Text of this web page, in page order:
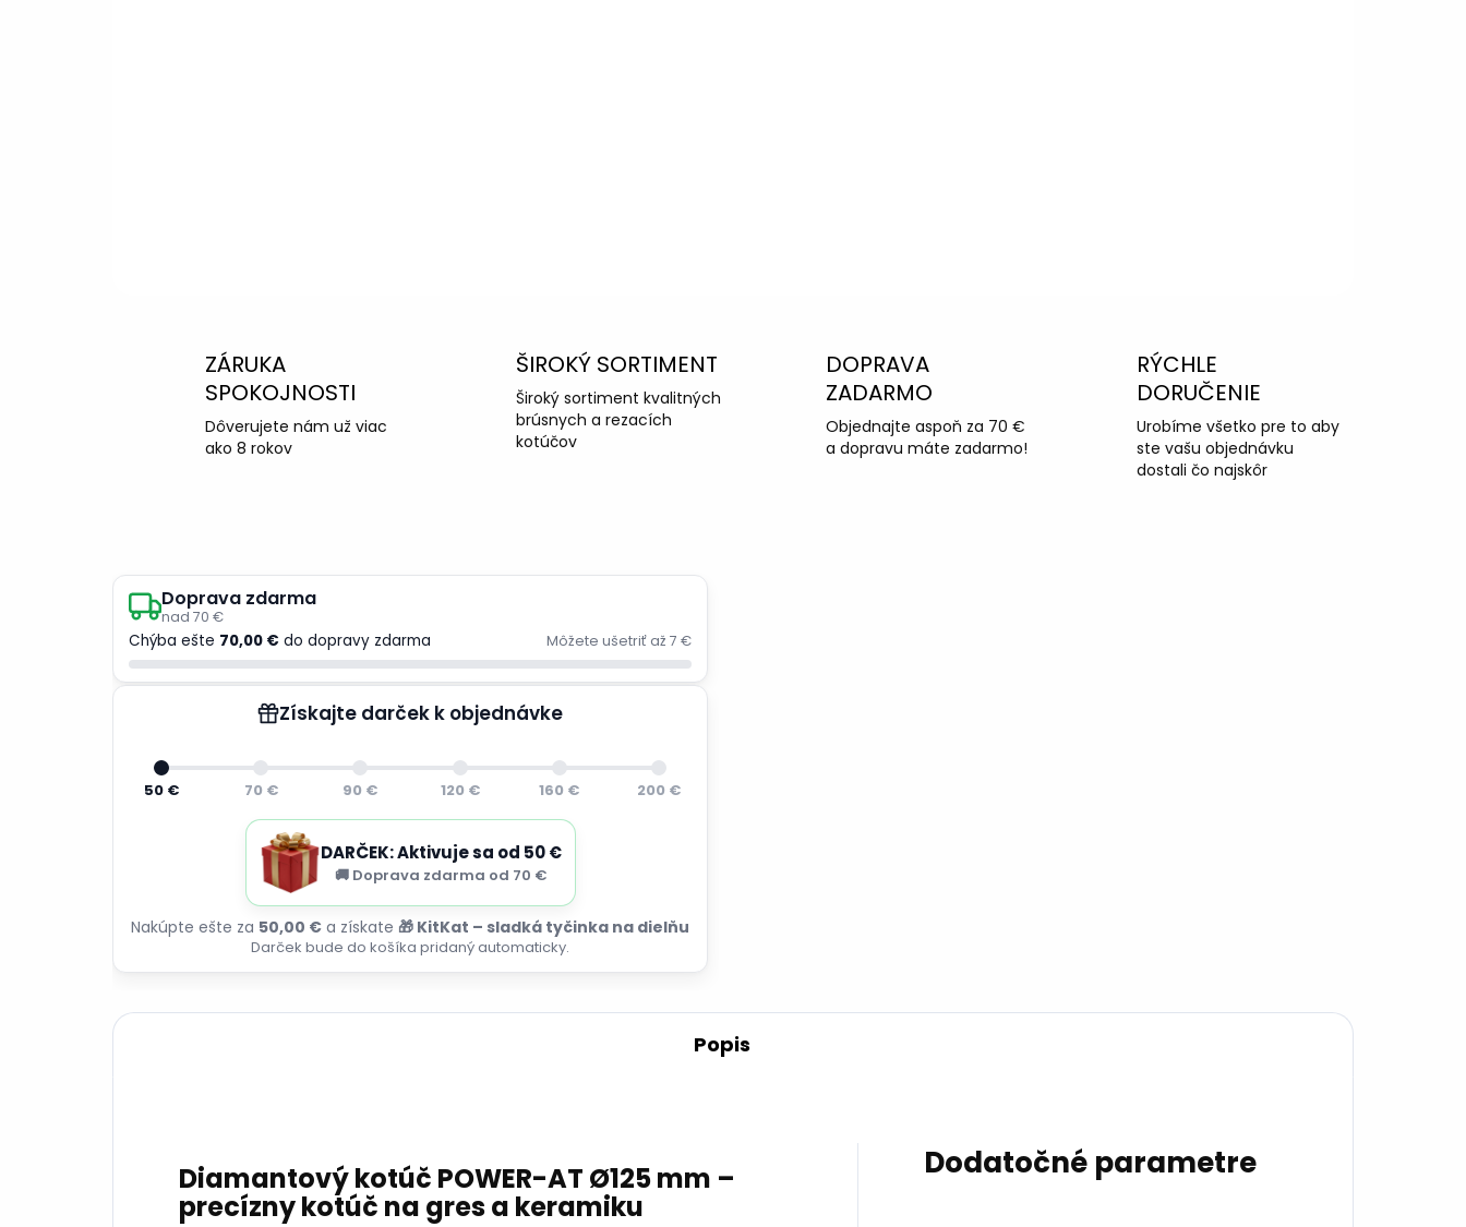
ZÁRUKA
SPOKOJNOSTI
Dôverujete nám už viac
ako 8 rokov
ŠIROKÝ SORTIMENT
Široký sortiment kvalitných
brúsnych a rezacích
kotúčov
DOPRAVA
ZADARMO
Objednajte aspoň za 70 €
a dopravu máte zadarmo!
RÝCHLE
DORUČENIE
Urobíme všetko pre to aby
ste vašu objednávku
dostali čo najskôr
Doprava zdarma
nad 70 €
Chýba ešte 70,00 € do dopravy zdarma Môžete ušetriť až 7 €
Získajte darček k objednávke
50 € 70 € 90 € 120 € 160 € 200 €
DARČEK: Aktivuje sa od 50 €
🚚 Doprava zdarma od 70 €
Nakúpte ešte za 50,00 € a získate 🎁 KitKat – sladká tyčinka na dielňu
Darček bude do košíka pridaný automaticky.
Popis
Diamantový kotúč POWER-AT Ø125 mm –
precízny kotúč na gres a keramiku
Dodatočné parametre